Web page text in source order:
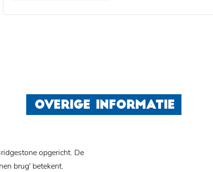
OVERIGE INFORMATIE
opgericht. De
brug' betekent.